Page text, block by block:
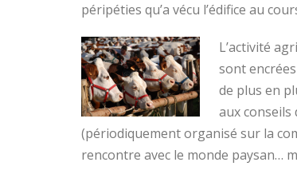
péripéties qu’a vécu l’édifice au
L’activité
sont
de plus en
aux conseils
(périodiquement organisé sur la
rencontre avec le monde paysan…